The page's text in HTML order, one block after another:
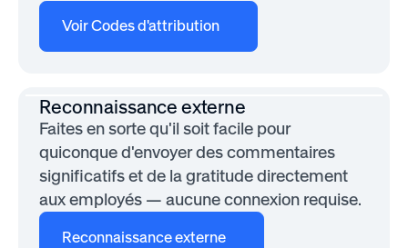
Voir Codes d'attribution
Reconnaissance externe
Faites en sorte qu'il soit facile pour
quiconque d'envoyer des commentaires
significatifs et de la gratitude directement
aux employés — aucune connexion requise.
Reconnaissance externe